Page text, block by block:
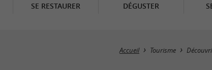
SE RESTAURER DÉGUSTER
Accueil Tourisme